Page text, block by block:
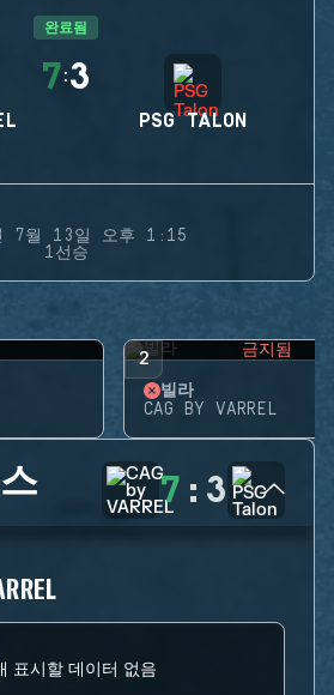
완료됨
7:3
PSG TALON
7월 13일 오후 1:15
1선승
2 금지됨
빌라
CAG BY VARREL
7 : 3
표시할 데이터 없음